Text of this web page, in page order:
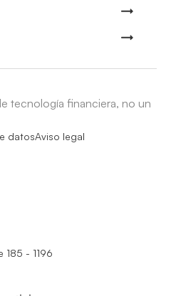
tecnología financiera, no un
datosAviso legal
185 - 1196